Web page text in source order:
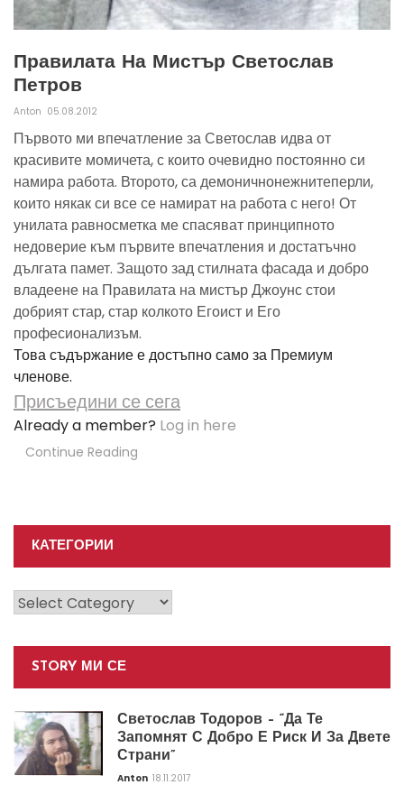
Правилата На Мистър Светослав
Петров
Anton 05.08.2012
Първото ми впечатление за Светослав идва от
красивите момичета, с които очевидно постоянно си
намира работа. Второто, са демоничнонежнитеперли,
които някак си все се намират на работа с него! От
унилата равносметка ме спасяват принципното
недоверие към първите впечатления и достатъчно
дългата памет. Защото зад стилната фасада и добро
владеене на Правилата на мистър Джоунс стои
добрият стар, стар колкото Егоист и Его
професионализъм.
Това съдържание е достъпно само за Премиум
членове.
Присъедини се сега
Already a member? Log in here
Continue Reading
КАТЕГОРИИ
Категории
STORY МИ СЕ
Светослав Тодоров – “Да Те
Запомнят С Добро Е Риск И За Двете
Страни”
Anton 18.11.2017